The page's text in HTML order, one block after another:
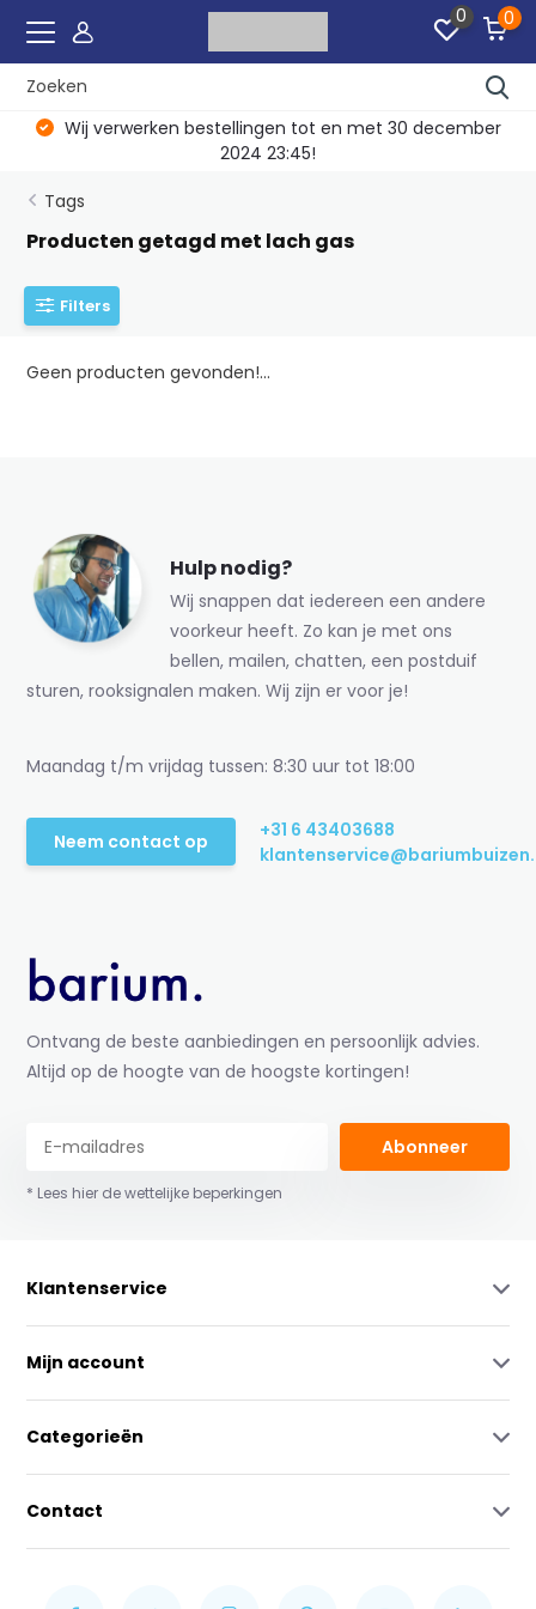
0 0
Wij verwerken bestellingen tot en met 30 december
2024 23:45!
Tags
Producten getagd met lach gas
Filters
Geen producten gevonden!...
Hulp nodig?
Wij snappen dat iedereen een andere
voorkeur heeft. Zo kan je met ons
bellen, mailen, chatten, een postduif
sturen, rooksignalen maken. Wij zijn er voor je!
Maandag t/m vrijdag tussen: 8:30 uur tot 18:00
Neem contact op
+31 6 43403688
Ontvang de beste aanbiedingen en persoonlijk advies.
Altijd op de hoogte van de hoogste kortingen!
Abonneer
* Lees hier de wettelijke beperkingen
Klantenservice
Mijn account
Categorieën
Contact